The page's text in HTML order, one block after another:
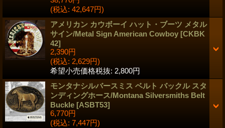
(税込: 42,647円)
アメリカン カウボーイ ハット・ブーツ メタル
サイン/Metal Sign American Cowboy [CKBK
42]
2,390円
(税込: 2,629円)
希望小売価格税抜: 2,800円
モンタナシルバースミス ベルト バックル スタ
ンディングホース/Montana Silversmiths Belt
Buckle [ASBT53]
6,770円
(税込: 7,447円)